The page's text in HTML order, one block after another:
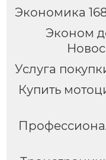
Экономика
Эконом
Услуга
Купить